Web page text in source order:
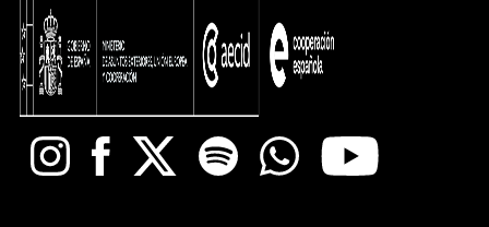
InstagramFacebook
X Spotify WhatsappYoutube